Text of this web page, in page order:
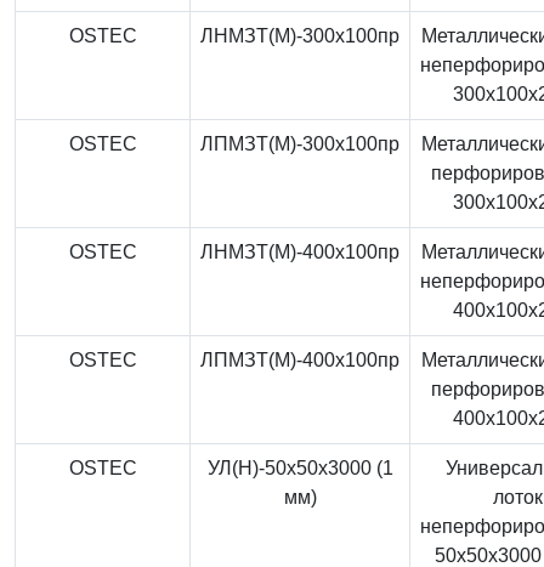
OSTEC ЛНМЗТ(М)-300x100пр
OSTEC ЛПМЗТ(М)-300x100пр
OSTEC ЛНМЗТ(М)-400x100пр
OSTEC ЛПМЗТ(М)-400x100пр
OSTEC
УЛ(Н)-50x50x3000 (1
мм)
лоток